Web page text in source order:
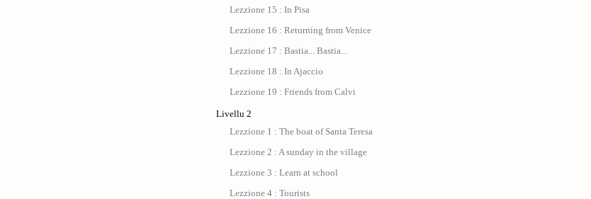
Lezzione 15 : In Pisa
Lezzione 16 : Returning from Venice
Lezzione 17 : Bastia... Bastia...
Lezzione 18 : In Ajaccio
Lezzione 19 : Friends from Calvi
Livellu 2
Lezzione 1 : The boat of Santa Teresa
Lezzione 2 : A sunday in the village
Lezzione 3 : Learn at school
Lezzione 4 : Tourists